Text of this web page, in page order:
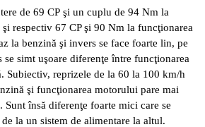
de 69 CP şi un cuplu de 94 Nm la
respectiv 67 CP şi 90 Nm la funcţionarea
la benzină şi invers se face foarte lin, pe
se simt uşoare diferenţe între funcţionarea
Subiectiv, reprizele de la 60 la 100 km/h
şi funcţionarea motorului pare mai
însă diferenţe foarte mici care se
la un sistem de alimentare la altul.